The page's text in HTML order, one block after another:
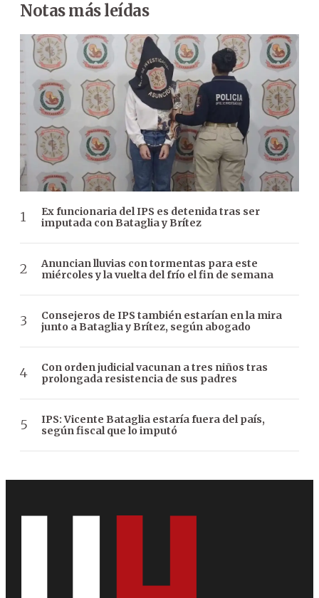
Notas más leídas
Ex funcionaria del IPS es detenida tras ser
imputada con Bataglia y Brítez
Anuncian lluvias con tormentas para este
miércoles y la vuelta del frío el fin de semana
Consejeros de IPS también estarían en la mira
junto a Bataglia y Brítez, según abogado
Con orden judicial vacunan a tres niños tras
prolongada resistencia de sus padres
IPS: Vicente Bataglia estaría fuera del país,
según fiscal que lo imputó